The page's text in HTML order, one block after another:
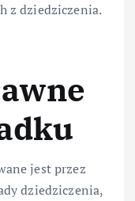
z dziedziczenia.
jest przez
dziedziczenia,